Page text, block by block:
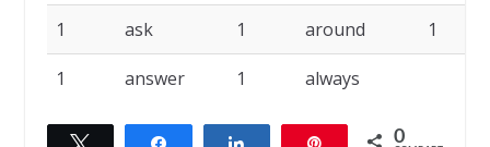
1 ask 1 around 1
1 answer 1 always
Compartilhar Compartilhar 0